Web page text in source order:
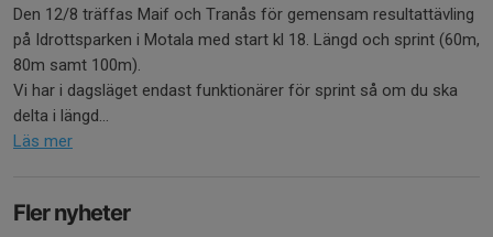
Den 12/8 träffas Maif och Tranås för gemensam resultattävling
på Idrottsparken i Motala med start kl 18. Längd och sprint (60m,
80m samt 100m).
Vi har i dagsläget endast funktionärer för sprint så om du ska
delta i längd...
Läs mer
Fler nyheter